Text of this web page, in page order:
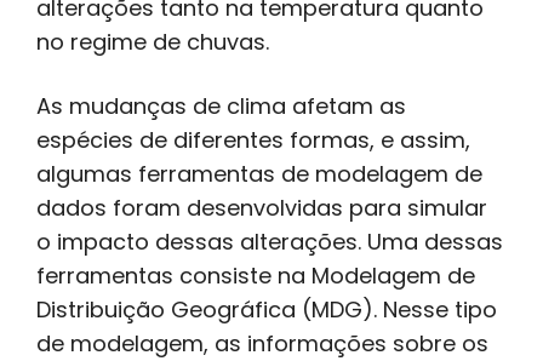
alterações tanto na temperatura quanto
no regime de chuvas.
As mudanças de clima afetam as
espécies de diferentes formas, e assim,
algumas ferramentas de modelagem de
dados foram desenvolvidas para simular
o impacto dessas alterações. Uma dessas
ferramentas consiste na Modelagem de
Distribuição Geográfica (MDG). Nesse tipo
de modelagem, as informações sobre os